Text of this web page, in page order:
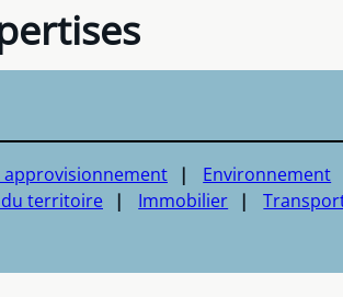
Environnement
du territoire
Immobilier